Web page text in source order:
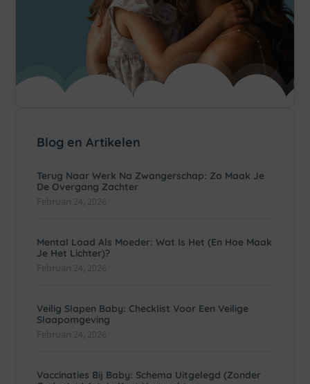
Blog en Artikelen
Terug Naar Werk Na Zwangerschap: Zo Maak Je
De Overgang Zachter
Februari 24, 2026
Mental Load Als Moeder: Wat Is Het (en Hoe Maak
Je Het Lichter)?
Februari 24, 2026
Veilig Slapen Baby: Checklist Voor Een Veilige
Slaapomgeving
Februari 24, 2026
Vaccinaties Bij Baby: Schema Uitgelegd (zonder